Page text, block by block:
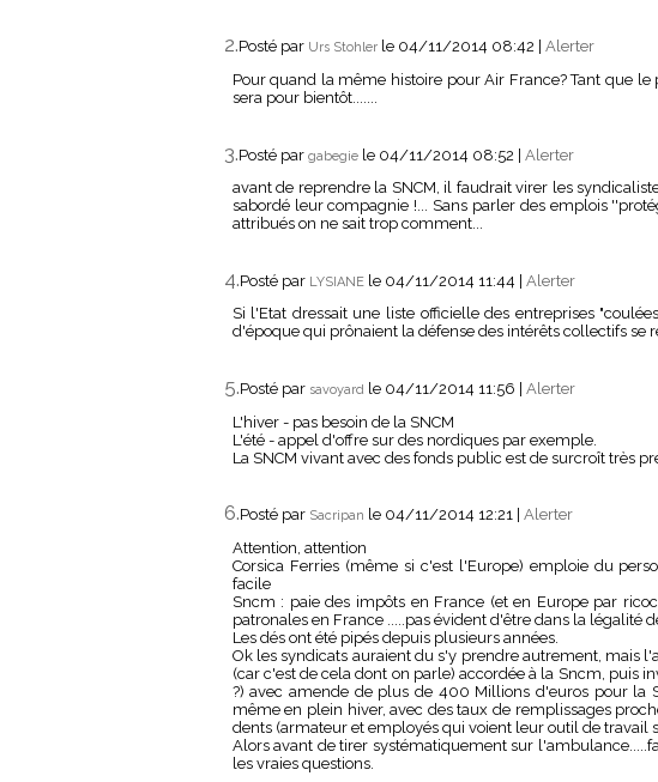
2.Posté par Urs Stohler le 04/11/2014 08:42
Alerter
Pour quand la même histoire pour Air France? Tant que
sera pour bientôt.......
3.Posté par gabegie le 04/11/2014 08:52 | Alerter
avant de reprendre la SNCM, il faudrait virer les
sabordé leur compagnie !... Sans parler des emplois
attribués on ne sait trop comment...
4.Posté par LYSIANE le 04/11/2014 11:44 | Alerter
Si l'Etat dressait une liste officielle des entreprises
d'époque qui prônaient la défense des intérêts collectifs se
5.Posté par savoyard le 04/11/2014 11:56
Alerter
L'hiver - pas besoin de la SNCM
L'été - appel d'offre sur des nordiques par exemple.
La SNCM vivant avec des fonds public est de surcroît très
6.Posté par Sacripan le 04/11/2014 12:21 Alerter
Attention, attention
Corsica Ferries (même si c'est l'Europe) emploie du
facile
Sncm : paie des impôts en France (et en Europe par
patronales en France .....pas évident d'être dans la légalité
Les dés ont été pipés depuis plusieurs années.
Ok les syndicats auraient du s'y prendre autrement, mais
(car c'est de cela dont on parle) accordée à la Sncm, puis
?) avec amende de plus de 400 Millions d'euros pour la
même en plein hiver, avec des taux de remplissages
dents (armateur et employés qui voient leur outil de travail
Alors avant de tirer systématiquement sur
les vraies questions.